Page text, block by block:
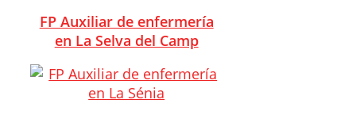
FP Auxiliar de enfermería
en La Selva del Camp